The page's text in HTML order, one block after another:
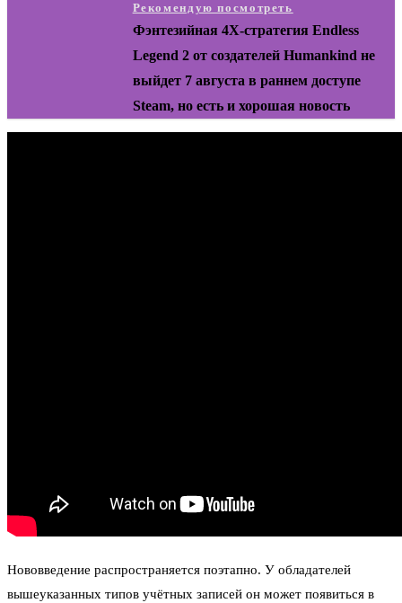
Рекомендую посмотреть
Фэнтезийная 4X-стратегия Endless
Legend 2 от создателей Humankind не
выйдет 7 августа в раннем доступе
Steam, но есть и хорошая новость
Нововведение распространяется поэтапно. У обладателей
вышеуказанных типов учётных записей он может появиться в